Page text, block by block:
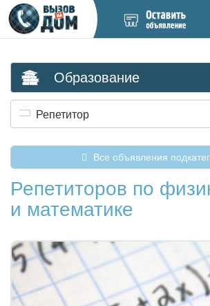
новое
Образование
Репетитор
Все объявления
Репетиторов по
и математике